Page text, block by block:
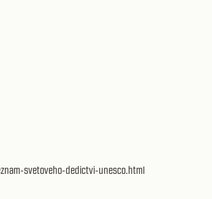
svetoveho-dedictvi-unesco.html